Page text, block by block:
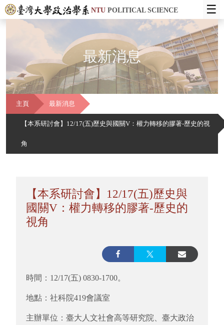
NTUPOLITICAL SCIENCE ☰
最新消息
主頁 最新消息
【本系研討會】12/17(五)歷史與國關V：權力轉移的膠著-歷史的視
角
【本系研討會】12/17(五)歷史與
國關V：權力轉移的膠著-歷史的
視角
時間：12/17(五) 0830-1700。
地點：社科院419會議室
主辦單位：臺大人文社會高等研究院、臺大政治